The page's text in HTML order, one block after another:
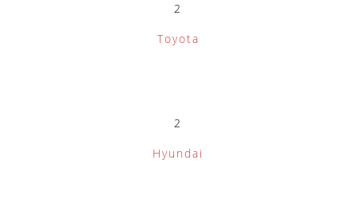
2
Toyota
2
Hyundai